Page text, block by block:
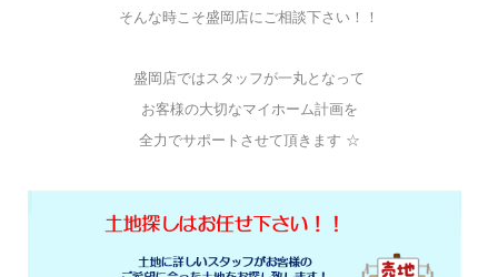
そんな時こそ盛岡店にご相談下さい！！
盛岡店ではスタッフが一丸となって
お客様の大切なマイホーム計画を
全力でサポートさせて頂きます ☆